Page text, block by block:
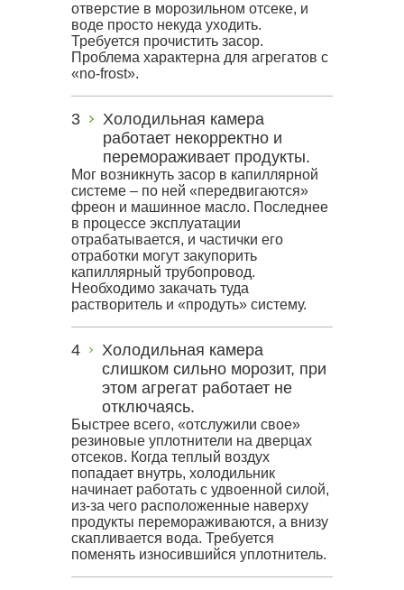
отверстие в морозильном отсеке, и
воде просто некуда уходить.
Требуется прочистить засор.
Проблема характерна для агрегатов с
«no-frost».
Холодильная камера
работает некорректно и
перемораживает продукты.
Мог возникнуть засор в капиллярной
системе – по ней «передвигаются»
фреон и машинное масло. Последнее
в процессе эксплуатации
отрабатывается, и частички его
отработки могут закупорить
капиллярный трубопровод.
Необходимо закачать туда
растворитель и «продуть» систему.
Холодильная камера
слишком сильно морозит, при
этом агрегат работает не
отключаясь.
Быстрее всего, «отслужили свое»
резиновые уплотнители на дверцах
отсеков. Когда теплый воздух
попадает внутрь, холодильник
начинает работать с удвоенной силой,
из-за чего расположенные наверху
продукты перемораживаются, а внизу
скапливается вода. Требуется
поменять износившийся уплотнитель.